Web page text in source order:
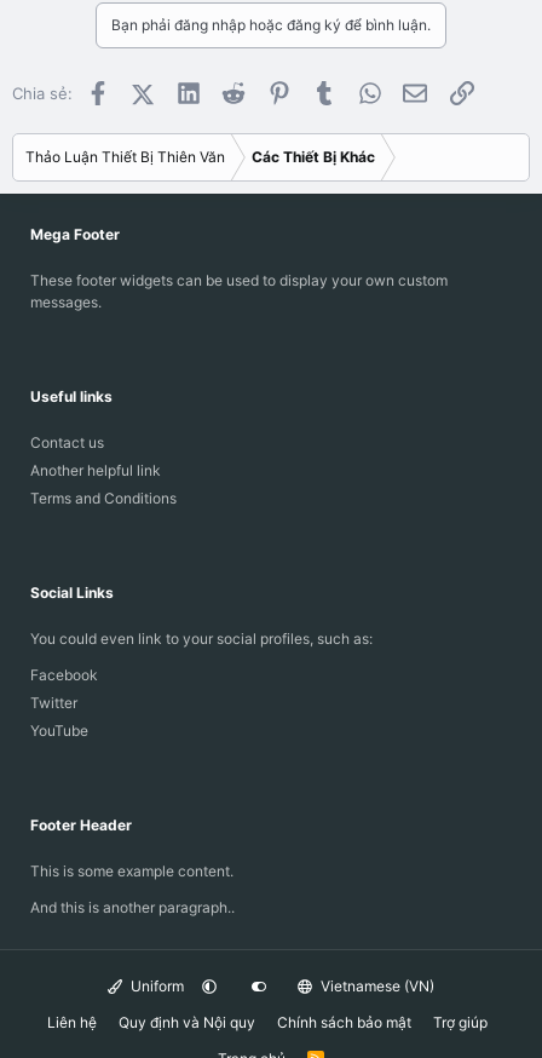
Bạn phải đăng nhập hoặc đăng ký để bình luận.
Chia sẻ: FacebookX (Twitter)
LinkedInReddit PinterestTumblrWhatsApp
Email Link
Thảo Luận Thiết Bị Thiên Văn Các Thiết Bị Khác
Mega Footer
These footer widgets can be used to display your own custom
messages.
Useful links
Contact us
Another helpful link
Terms and Conditions
Social Links
You could even link to your social profiles, such as:
Facebook
Twitter
YouTube
Footer Header
This is some example content.
And this is another paragraph..
Uniform
Vietnamese (VN)
Liên hệ
Quy định và Nội quy Chính sách bảo mật
Trợ giúp